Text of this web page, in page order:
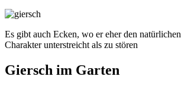
Es gibt auch Ecken, wo er eher den natürlichen
Charakter unterstreicht als zu stören
Giersch im Garten